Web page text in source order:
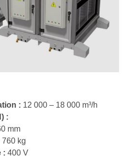
: 12 000 – 18 000 m³/h
:
mm
760 kg
:400 V